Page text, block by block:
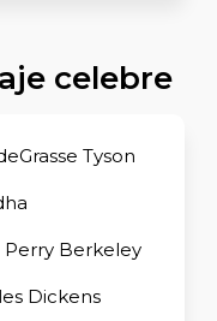
celebre
Tyson
Perry Berkeley
Dickens